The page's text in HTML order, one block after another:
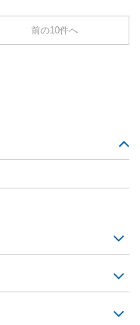
前の10件へ